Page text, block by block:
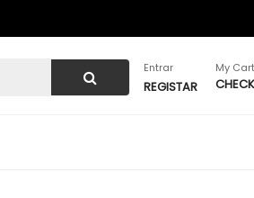
Entrar
REGISTAR
My Cart